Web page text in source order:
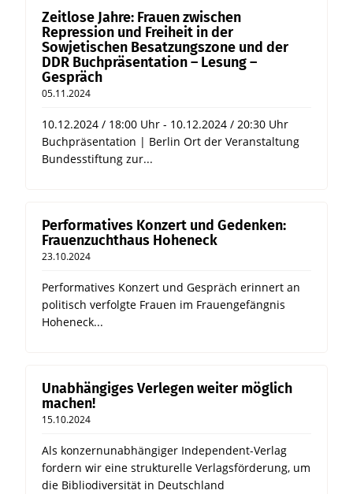
Zeitlose Jahre: Frauen zwischen
Repression und Freiheit in der
Sowjetischen Besatzungszone und der
DDR Buchpräsentation – Lesung –
Gespräch
05.11.2024
10.12.2024 / 18:00 Uhr - 10.12.2024 / 20:30 Uhr
Buchpräsentation | Berlin Ort der Veranstaltung
Bundesstiftung zur...
Performatives Konzert und Gedenken:
Frauenzuchthaus Hoheneck
23.10.2024
Performatives Konzert und Gespräch erinnert an
politisch verfolgte Frauen im Frauengefängnis
Hoheneck...
Unabhängiges Verlegen weiter möglich
machen!
15.10.2024
Als konzernunabhängiger Independent-Verlag
fordern wir eine strukturelle Verlagsförderung, um
die Bibliodiversität in Deutschland